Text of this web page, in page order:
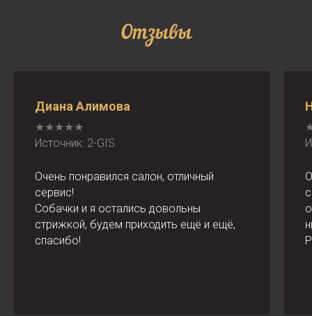
Отзывы
Диана Алимова
★★★★★
Источник: 2-GIS
Очень понравился салон, отличный
сервис!
Собачки и я остались довольны
стрижкой, будем приходить ещё и ещё,
спасибо!